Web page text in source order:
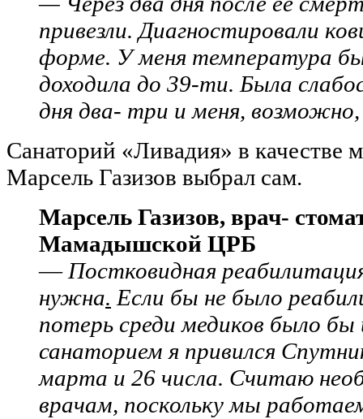
привезли. Диагностировали
форме. У меня температура
доходила до 39-ти. Была
дня два- три и меня,
Санаторий «Ливадия» в качестве
Марсель Газизов выбрал сам.
Марсель Газизов, врач-
Мамадышской ЦРБ
—Постковидная
нужна. Если бы не было
потерь среди медиков было
санаторием я привился
марта и 26 числа. Считаю
врачам, поскольку мы